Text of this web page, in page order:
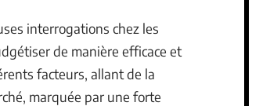
interrogations chez les
de manière efficace et
facteurs, allant de la
marquée par une forte